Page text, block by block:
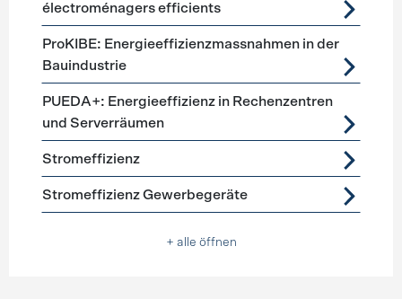
électroménagers efficients
ProKIBE: Energieeffizienzmassnahmen in der
Bauindustrie
PUEDA+: Energieeffizienz in Rechenzentren
und Serverräumen
Stromeffizienz
Stromeffizienz Gewerbegeräte
+ alle öffnen